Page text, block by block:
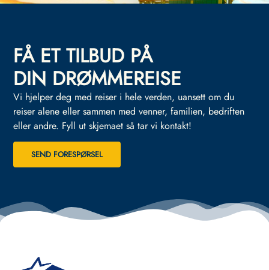
FÅ ET TILBUD PÅ
DIN DRØMMEREISE
Vi hjelper deg med reiser i hele verden, uansett om du
reiser alene eller sammen med venner, familien, bedriften
eller andre. Fyll ut skjemaet så tar vi kontakt!
SEND FORESPØRSEL